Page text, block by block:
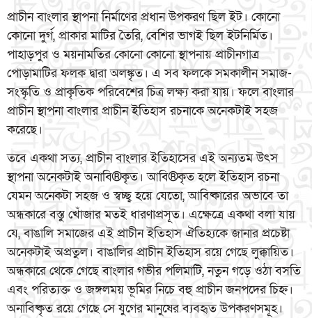
প্রাচীন বাংলার স্থাপনা নির্মাণের প্রধান উপকরণ ছিল ইট। কোনো
কোনো দুর্গ, প্রাকার মাটির তৈরি, বেশির ভাগই ছিল ইটনির্মিত।
পাহাড়পুর ও ময়নামতির কোনো কোনো স্থাপনায় প্রাচীনগাত্র
পোড়ামাটির ফলক দ্বারা অলঙ্কৃত। এ সব ফলকে সমকালীন সমাজ-
সংস্কৃতি ও প্রাকৃতিক পরিবেশের চিত্র লক্ষ্য করা যায়। ফলে বাংলার
প্রাচীন স্থাপনা বাংলার প্রাচীন ইতিহাস রচনাকে অনেকটাই সহজ
করেছে।
তবে একথা সত্য, প্রাচীন বাংলার ইতিহাসের এই অন্যতম উৎস
স্থাপনা অনেকটাই অনাবি®কৃত। আবি®কৃত হলে ইতিহাস রচনা
যেমন অনেকটা সহজ ও স্বচ্ছ্ব হয়ে যেতো, আবিষ্কারের অভাবে তা
অন্ধকারে বস্তু খোঁজার মতই ধারণাপ্রসূত। এক্ষেত্রে একথা বলা যায়
যে, বাঙালি সমাজের এই প্রাচীন ইতিহাস ঐতিহ্যকে জানার প্রচেষ্টা
অনেকটাই অপ্রতুল। বাঙালির প্রাচীন ইতিহাস রয়ে গেছে লুক্কায়িত।
অন্ধকারে থেকে গেছে বাংলার গভীর পলিমাটি, নতুন গড়ে ওঠা বসতি
এবং পরিত্যক্ত ও জঙ্গলময় ভূমির নিচে বহু প্রাচীন জনপদের চিহ্ন।
অনাবিষ্কৃত রয়ে গেছে সে যুগের মানুষের ব্যবহৃত উপকরণসমূহ।